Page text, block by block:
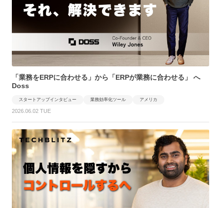
「業務をERPに合わせる」から「ERPが業務に合わせる」 へ
Doss
スタートアップインタビュー 業務効率化ツール アメリカ
2026.06.02 TUE